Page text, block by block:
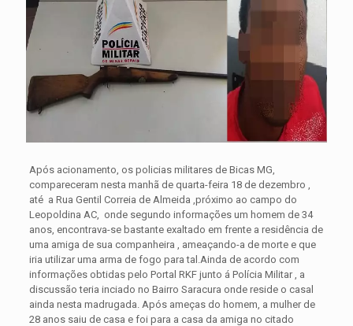
Após acionamento, os policias militares de Bicas MG,
compareceram nesta manhã de quarta-feira 18 de dezembro ,
até a Rua Gentil Correia de Almeida ,próximo ao campo do
Leopoldina AC, onde segundo informações um homem de 34
anos, encontrava-se bastante exaltado em frente a residência de
uma amiga de sua companheira , ameaçando-a de morte e que
iria utilizar uma arma de fogo para tal. Ainda de acordo com
informações obtidas pelo Portal RKF junto á Polícia Militar , a
discussão teria inciado no Bairro Saracura onde reside o casal
ainda nesta madrugada. Após ameças do homem, a mulher de
28 anos saiu de casa e foi para a casa da amiga no citado